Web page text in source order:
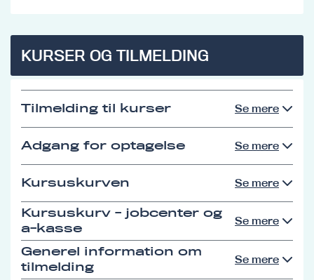
KURSER OG TILMELDING
Tilmelding til kurser Se mere
Adgang for optagelse Se mere
Kursuskurven Se mere
Kursuskurv - jobcenter og
a-kasse
Se mere
Generel information om
tilmelding
Se mere